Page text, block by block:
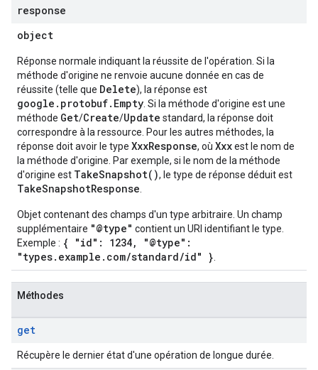
response
object
Réponse normale indiquant la réussite de l'opération. Si la
méthode d'origine ne renvoie aucune donnée en cas de
réussite (telle que Delete), la réponse est
google.protobuf.Empty . Si la méthode d'origine est une
méthode Get/Create/Update standard, la réponse doit
correspondre à la ressource. Pour les autres méthodes, la
réponse doit avoir le type XxxResponse, où Xxxest le nom de
la méthode d'origine. Par exemple, si le nom de la méthode
d'origine est TakeSnapshot(), le type de réponse déduit est
TakeSnapshotResponse
Objet contenant des champs d'un type arbitraire. Un champ
supplémentaire "@type" contient un URI identifiant le type.
Exemple : { "id": 1234, "@type":
"types.example.com/standard/id" }
Méthodes
get
Récupère le dernier état d'une opération de longue durée.